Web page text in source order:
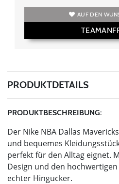
AUF DEN
PRODUKTDETAILS
PRODUKTBESCHREIBUNG:
Der Nike NBA Dallas
und bequemes
perfekt für den Alltag eignet.
Design und den
echter Hingucker.